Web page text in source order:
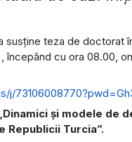
susține teza de
începând cu ora 08.00,
j/
şi modele de
Republicii Turcia”.